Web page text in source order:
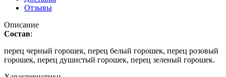
Отзывы
Описание
Состав:
перец черный горошек, перец белый горошек, перец розовый
горошек, перец душистый горошек, перец зеленый горошек.